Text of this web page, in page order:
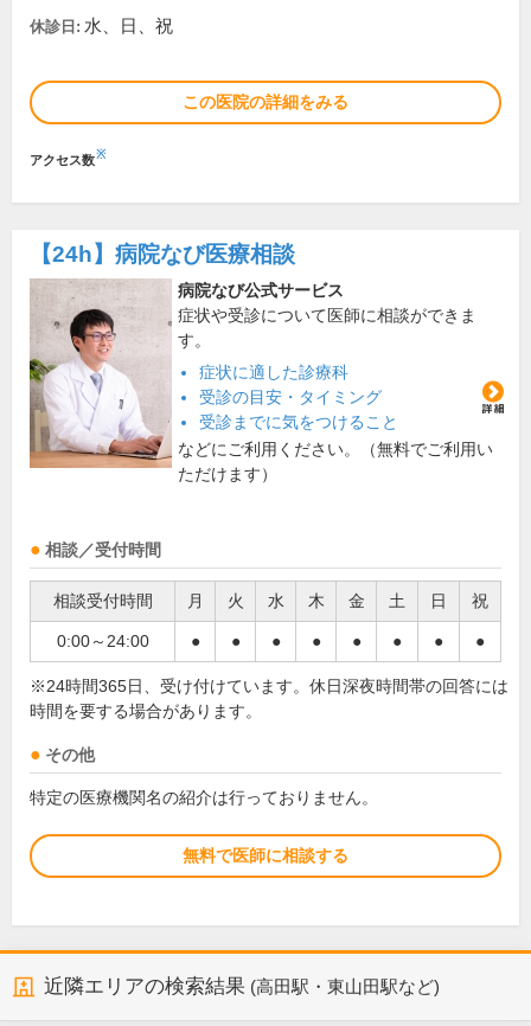
休診日: 水、日、祝
この医院の詳細をみる
アクセス数※
【24h】 病院なび医療相談
病院なび公式サービス
症状や受診について医師に相談ができま
す。
症状に適した診療科
受診の目安・タイミング
受診までに気をつけること
などにご利用ください。（無料でご利用い
ただけます）
相談／受付時間
相談受付時間 月 火 水 木 金 土 日 祝
0:00～24:00 ● ● ● ● ● ● ● ●
※24時間365日、受け付けています。休日深夜時間帯の回答には
時間を要する場合があります。
その他
特定の医療機関名の紹介は行っておりません。
無料で医師に相談する
近隣エリアの検索結果 (高田駅・東山田駅など)